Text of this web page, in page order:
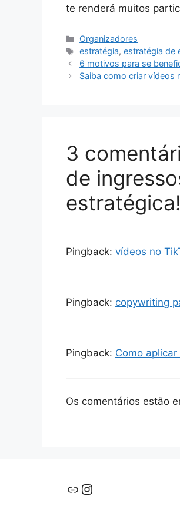
te renderá muitos
Categorias
Organizadores
Tags
estratégia,estratégia de
6 motivos para se
Saiba como criar vídeos
3
de
Pingback: vídeos no
Pingback: copywriting
Pingback: Como
Os comentários estão
LinkInstagram